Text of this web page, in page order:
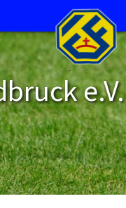
e.V.